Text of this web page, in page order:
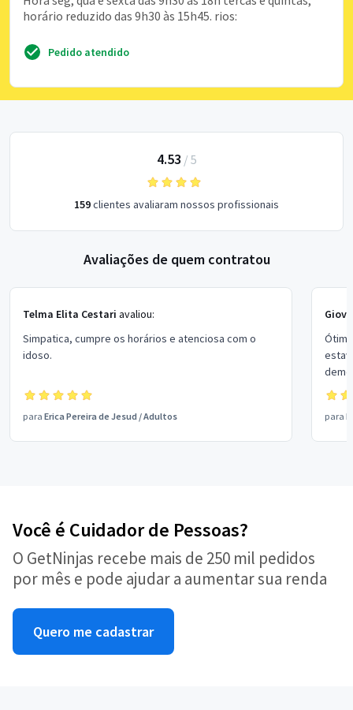
horário reduzido das 9h30 às 15h45. rios:
Pedido atendido
4.53 / 5
159clientes avaliaram nossos profissionais
Avaliações de quem contratou
Telma Elita Cestari avaliou:
Simpatica, cumpre os horários e atenciosa com o
idoso.
para Erica Pereira de Jesud /Adultos para
Você é Cuidador de Pessoas?
O GetNinjas recebe mais de 250 mil pedidos
por mês e pode ajudar a aumentar sua renda
Quero me cadastrar